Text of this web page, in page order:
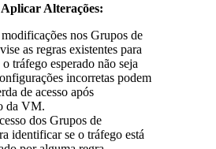
Alterações:
nos Grupos de
as regras existentes para
o tráfego esperado não seja
incorretas podem
de acesso após
da VM.
dos Grupos de
identificar se o tráfego está